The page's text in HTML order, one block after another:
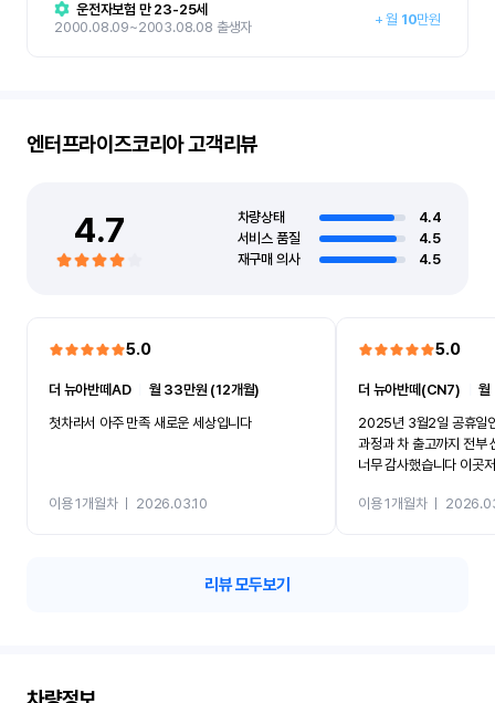
운전자보험 만 23-25세
2000.08.09~2003.08.08 출생자
+월 10만원
엔터프라이즈코리아고객리뷰
4.7 차량상태
4.4
서비스 품질
4.5
재구매 의사
4.5
5.0
더 뉴아반떼ADㅣ 월 33만원 (12개월)
첫차라서 아주 만족 새로운 세상입니다
이용 1개월차ㅣ 2026.03.10
5.0
더 뉴아반떼(CN7) ㅣ월
2025년 3월2일 공휴일
과정과 차 출고까지 전부 신속하게 처리해주셔서
너무 감사했습니다 이곳
렴했고 매물올려놓은걸
이용 1개월차ㅣ
리뷰 모두보기